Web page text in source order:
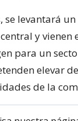
levantará
y vienen
para un
elevar
de la